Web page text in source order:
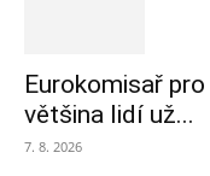
Eurokomisař
většina lidí už...
7. 8. 2026